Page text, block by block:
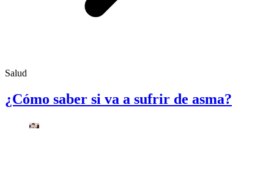
Salud
¿Cómo saber si va a sufrir de asma?